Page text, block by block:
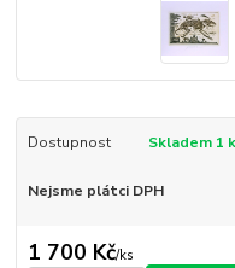
Dostupnost Skladem 1
Nejsme plátci DPH
1 700 Kč/ks